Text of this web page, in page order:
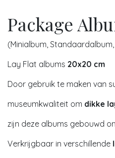
Package
(Minialbum, Standaardalbum,
Lay Flat albums 20x20 cm
Door gebruik te maken van
museumkwaliteit om dikke
zijn deze albums gebouwd
Verkrijgbaar in verschillende